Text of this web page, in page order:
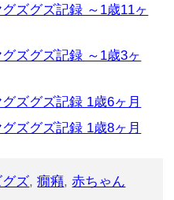
ズグズ記録 ～1歳11ヶ
ズグズ記録 ～1歳3ヶ
ズグズ記録 1歳6ヶ月
ズグズ記録 1歳8ヶ月
グズ,癇癪,赤ちゃん